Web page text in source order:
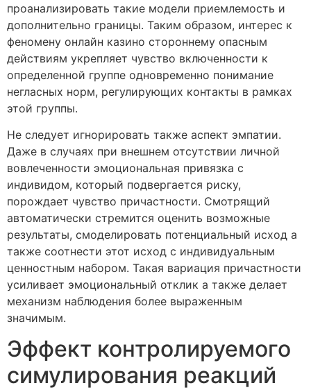
проанализировать такие модели приемлемость и
дополнительно границы. Таким образом, интерес к
феномену онлайн казино стороннему опасным
действиям укрепляет чувство включенности к
определенной группе одновременно понимание
негласных норм, регулирующих контакты в рамках
этой группы.
Не следует игнорировать также аспект эмпатии.
Даже в случаях при внешнем отсутствии личной
вовлеченности эмоциональная привязка с
индивидом, который подвергается риску,
порождает чувство причастности. Смотрящий
автоматически стремится оценить возможные
результаты, смоделировать потенциальный исход а
также соотнести этот исход с индивидуальным
ценностным набором. Такая вариация причастности
усиливает эмоциональный отклик а также делает
механизм наблюдения более выраженным
значимым.
Эффект контролируемого
симулирования реакций